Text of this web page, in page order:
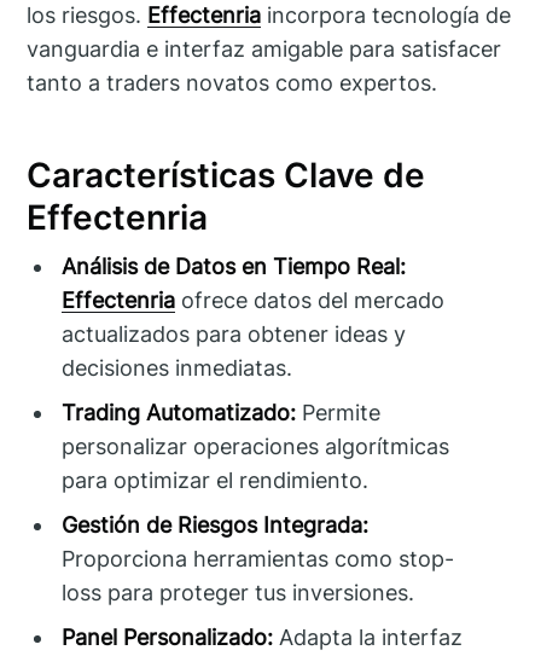
los riesgos. Effectenria incorpora tecnología de
vanguardia e interfaz amigable para satisfacer
tanto a traders novatos como expertos.
Características Clave de
Effectenria
Análisis de Datos en Tiempo Real:
Effectenria ofrece datos del mercado
actualizados para obtener ideas y
decisiones inmediatas.
Trading Automatizado: Permite
personalizar operaciones algorítmicas
para optimizar el rendimiento.
Gestión de Riesgos Integrada:
Proporciona herramientas como stop-
loss para proteger tus inversiones.
Panel Personalizado: Adapta la interfaz